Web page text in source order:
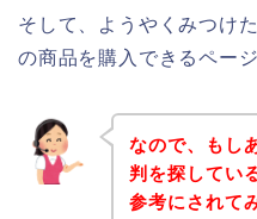
そして、ようやくみつけ
の商品を購入できるページ
なので、もし
判を探してい
参考にされて